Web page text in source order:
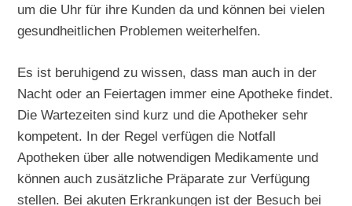
um die Uhr für ihre Kunden da und können bei vielen
gesundheitlichen Problemen weiterhelfen.
Es ist beruhigend zu wissen, dass man auch in der
Nacht oder an Feiertagen immer eine Apotheke findet.
Die Wartezeiten sind kurz und die Apotheker sehr
kompetent. In der Regel verfügen die Notfall
Apotheken über alle notwendigen Medikamente und
können auch zusätzliche Präparate zur Verfügung
stellen. Bei akuten Erkrankungen ist der Besuch bei